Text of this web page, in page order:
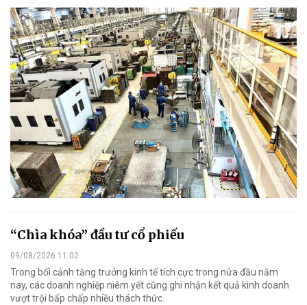
“Chìa khóa” đầu tư cổ phiếu
09/08/2026 11:02
Trong bối cảnh tăng trưởng kinh tế tích cực trong nửa đầu năm
nay, các doanh nghiệp niêm yết cũng ghi nhận kết quả kinh doanh
vượt trội bấp chấp nhiều thách thức.